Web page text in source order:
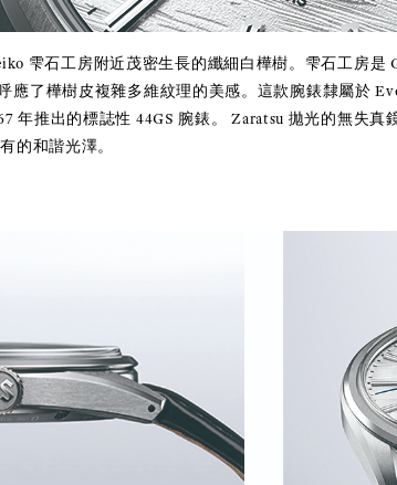
雫石工房附近茂密生長的纖細白樺樹。雫石工房是
應了樺樹皮複雜多維紋理的美感。這款腕錶隸屬於
年推出的標誌性 44GS 腕錶。 Zaratsu 拋光的無失真
的和諧光澤。